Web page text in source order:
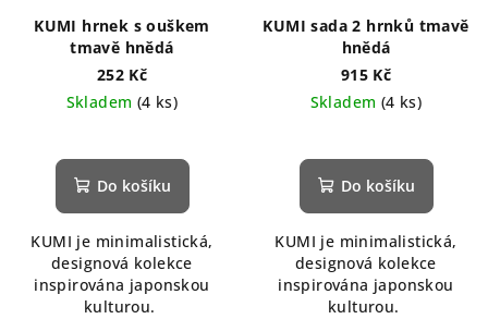
KUMI hrnek s ouškem
tmavě hnědá
252 Kč
Skladem (4 ks)
Do košíku
KUMI je minimalistická,
designová kolekce
inspirována japonskou
kulturou.
KUMI sada 2 hrnků tmavě
hnědá
915 Kč
Skladem (4 ks)
Do košíku
KUMI je minimalistická,
designová kolekce
inspirována japonskou
kulturou.